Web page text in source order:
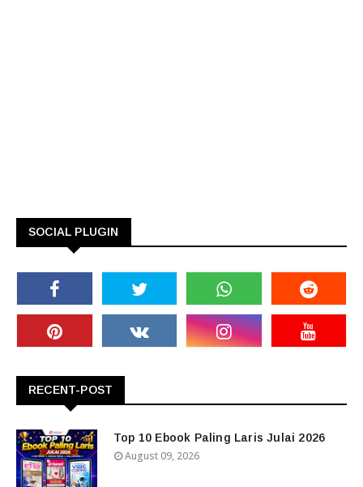
SOCIAL PLUGIN
RECENT-POST
Top 10 Ebook Paling Laris Julai 2026
August 09, 2026